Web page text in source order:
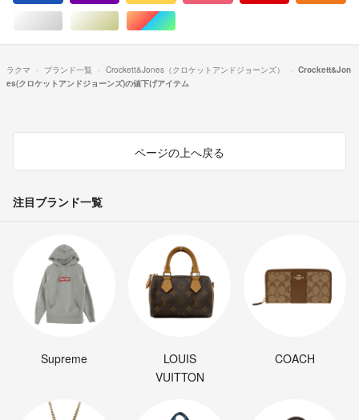
シルバー/銀色系ゴールド/金色系マルチカラー
ラクマ ブランド一覧 Crockett&Jones（クロケットアンドジョーンズ）
Crockett&Jon
es(クロケットアンドジョーンズ)の値下げアイテム
ページの上へ戻る
注目ブランド一覧
Supreme
LOUIS
VUITTON
COACH